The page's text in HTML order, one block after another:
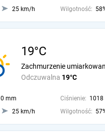
25 km/h Wilgotność:
19°C
Odczuwalna 19°C
Zachmurzenie
0 mm Ciśnienie: 1018
25 km/h Wilgotność: